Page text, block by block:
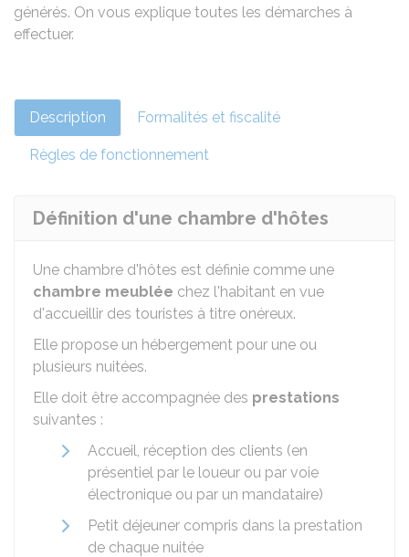
générés. On vous explique toutes les démarches à
effectuer.
Description Formalités et fiscalité
Règles de fonctionnement
Définition d'une chambre d'hôtes
Une chambre d'hôtes est définie comme une
chambre meublée chez l'habitant en vue
d'accueillir des touristes à titre onéreux.
Elle propose un hébergement pour une ou
plusieurs nuitées.
Elle doit être accompagnée des prestations
suivantes :
Accueil, réception des clients (en
présentiel par le loueur ou par voie
électronique ou par un mandataire)
Petit déjeuner compris dans la prestation
de chaque nuitée